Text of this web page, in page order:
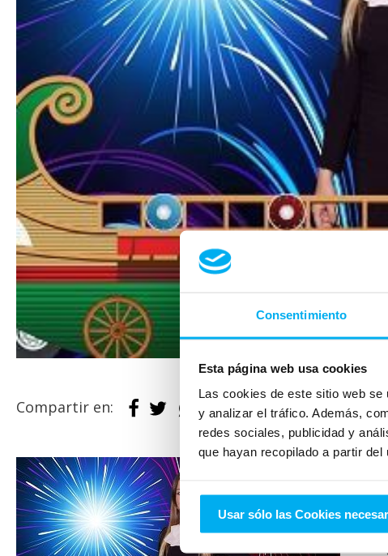
Consentimiento
Esta página web usa cookies
Las cookies de este sitio web
y analizar el tráfico. Además,
redes sociales, publicidad y
que hayan recopilado a partir
Usar sólo las Cookies
Compartir en:
El